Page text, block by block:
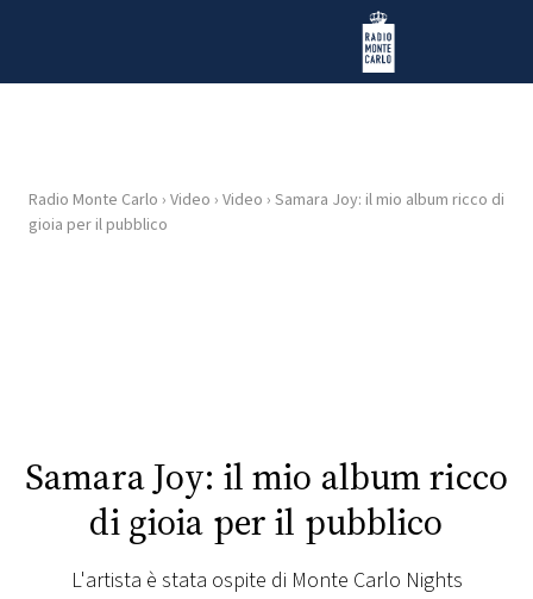
Radio Monte Carlo
HOME
NEWS
FOTO
Radio Monte Carlo › Video › Video › Samara Joy: il mio album ricco di
gioia per il pubblico
Samara Joy: il mio album ricco
di gioia per il pubblico
L'artista è stata ospite di Monte Carlo Nights